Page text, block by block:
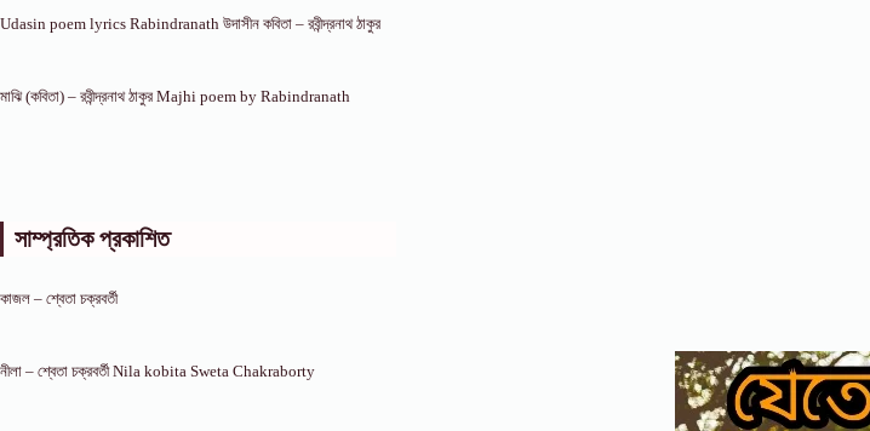
Udasin poem lyrics Rabindranath উদাসীন কবিতা – রবীন্দ্রনাথ ঠাকুর
মাঝি (কবিতা) – রবীন্দ্রনাথ ঠাকুর Majhi poem by Rabindranath
সাম্প্রতিক প্রকাশিত
কাজল – শ্বেতা চক্রবর্তী
নীলা – শ্বেতা চক্রবর্তী Nila kobita Sweta Chakraborty